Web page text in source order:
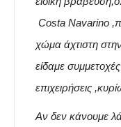
Costa Navarino
χώμα άχτιστη
είδαμε
επιχειρήσεις
Αν δεν κάνουμε